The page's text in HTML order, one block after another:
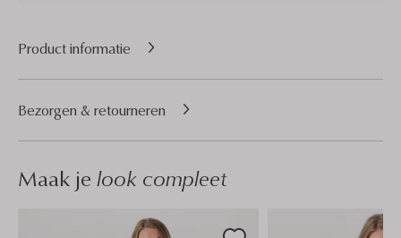
Product informatie
Bezorgen & retourneren
Maak je look compleet